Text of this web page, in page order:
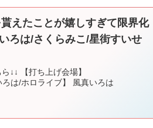
えたことが嬉しすぎて限界化
ろは/さくらみこ/星街すいせ
↓↓ 【打ち上げ会場】
ろは/ホロライブ】 風真いろは